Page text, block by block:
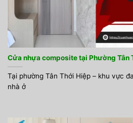
Cửa nhựa composite tại Phường Tân
Tại phường Tân Thới Hiệp – khu vực
nhà ở